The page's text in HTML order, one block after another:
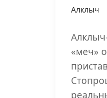
Алклыч
«меч»